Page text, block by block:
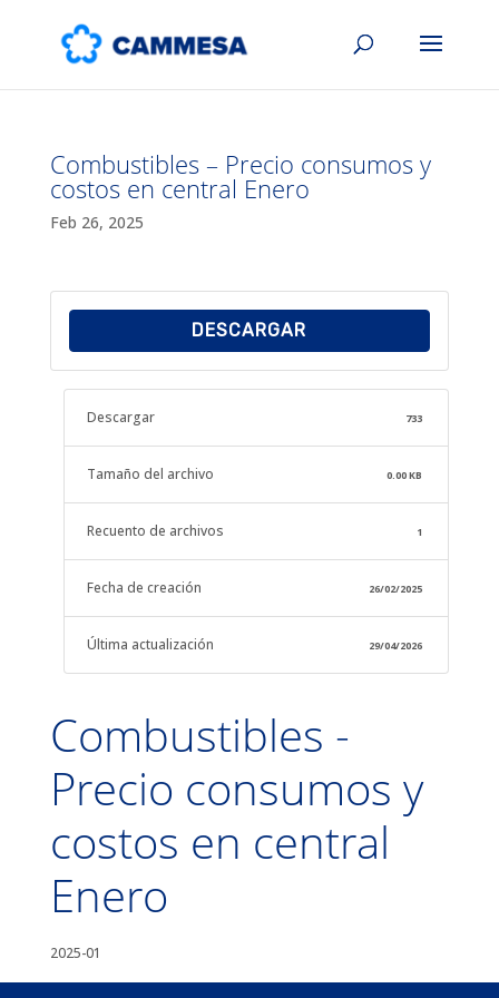
Combustibles – Precio consumos y
costos en central Enero
Feb 26, 2025
DESCARGAR
Descargar 733
Tamaño del archivo 0.00 KB
Recuento de archivos 1
Fecha de creación 26/02/2025
Última actualización 29/04/2026
Combustibles -
Precio consumos y
costos en central
Enero
2025-01